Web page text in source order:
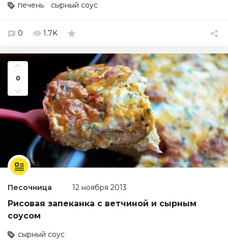
печень сырный соус
0 1.7K
0
Песочница 12 ноября 2013
Рисовая запеканка с ветчиной и сырным
соусом
сырный соус